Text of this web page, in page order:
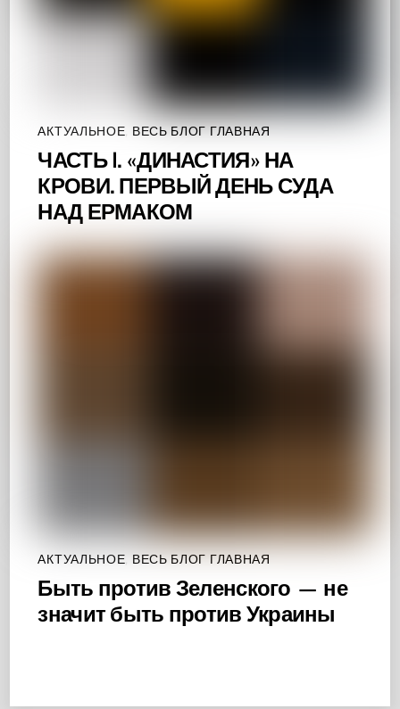
АКТУАЛЬНОЕ ВЕСЬ БЛОГ ГЛАВНАЯ
ЧАСТЬ I. «ДИНАСТИЯ» НА
КРОВИ. ПЕРВЫЙ ДЕНЬ СУДА
НАД ЕРМАКОМ
АКТУАЛЬНОЕ ВЕСЬ БЛОГ ГЛАВНАЯ
Быть против Зеленского — не
значит быть против Украины